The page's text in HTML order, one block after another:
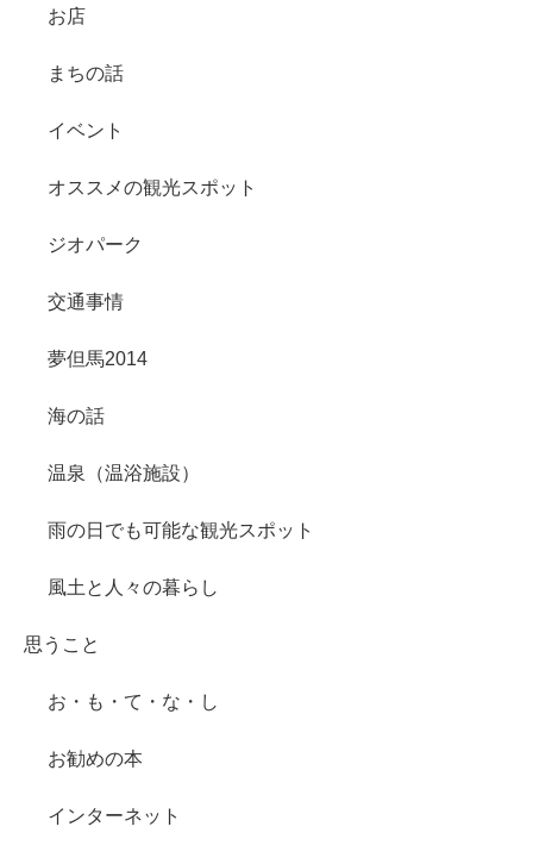
お店
まちの話
イベント
オススメの観光スポット
ジオパーク
交通事情
夢但馬2014
海の話
温泉（温浴施設）
雨の日でも可能な観光スポット
風土と人々の暮らし
思うこと
お・も・て・な・し
お勧めの本
インターネット